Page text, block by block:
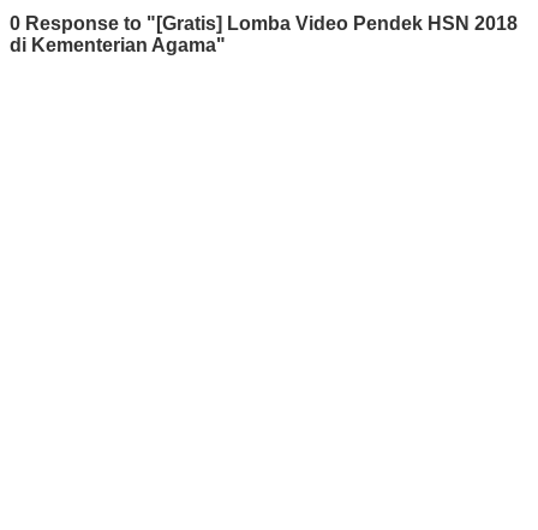
0 Response to "[Gratis] Lomba Video Pendek HSN 2018
di Kementerian Agama"